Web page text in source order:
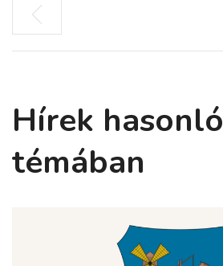
Hírek hasonló
témában